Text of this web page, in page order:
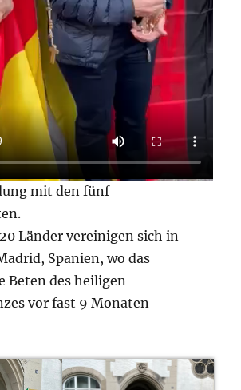
mit den fünf
Länder vereinigen sich in
Spanien, wo das
Beten des heiligen
vor fast 9 Monaten